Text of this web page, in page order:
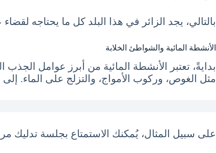
بالتالي، يجد الزائر في هذا البلد كل ما يحتاجه
الأنشطة المائية والشواطئ الخلابة
بدايةً، تعتبر الأنشطة المائية من أبرز عوامل
مثل الغوص، وركوب الأمواج، والتزلج على الماء.
على سبيل المثال، يُمكنك الاستمتاع بجلسة